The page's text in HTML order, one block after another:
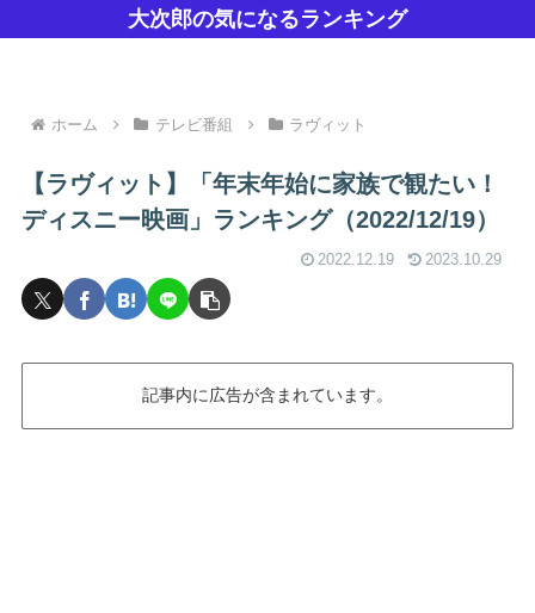
大次郎の気になるランキング
ホーム テレビ番組 ラヴィット
【ラヴィット】「年末年始に家族で観たい！
ディスニー映画」ランキング（2022/12/19）
2022.12.19 2023.10.29
記事内に広告が含まれています。